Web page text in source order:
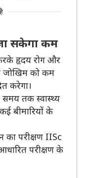
सकेगा कम
हृदय रोग और
जोखिम को कम
करेगा।
तक स्वास्थ्य
बीमारियों के
का परीक्षण IISc
परीक्षण के